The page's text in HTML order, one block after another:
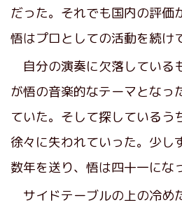
だった。それでも国内の評価
悟はプロとしての活動を続け
自分の演奏に欠落している
が悟の音楽的なテーマとなっ
ていた。そして探しているう
徐々に失われていった。少し
数年を送り、悟は四十一にな
サイドテーブルの上の冷め